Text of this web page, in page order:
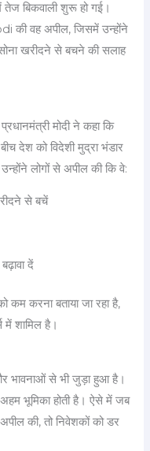
बिकवाली शुरू हो गई।
की वह अपील, जिसमें उन्होंने
खरीदने से बचने की सलाह
मोदी ने कहा कि
देश को विदेशी मुद्रा भंडार
लोगों से अपील की कि वे:
से बचें
दें
करना बताया जा रहा है,
में शामिल है।
भावनाओं से भी जुड़ा हुआ है।
भूमिका होती है। ऐसे में जब
की, तो निवेशकों को डर